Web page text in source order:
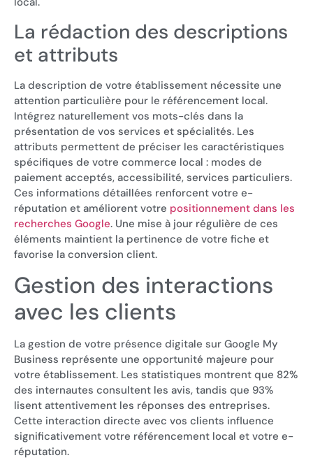
La rédaction des descriptions
et attributs
La description de votre établissement nécessite une
attention particulière pour le référencement local.
Intégrez naturellement vos mots-clés dans la
présentation de vos services et spécialités. Les
attributs permettent de préciser les caractéristiques
spécifiques de votre commerce local : modes de
paiement acceptés, accessibilité, services particuliers.
Ces informations détaillées renforcent votre e-
réputation et améliorent votre positionnement dans les
recherches Google. Une mise à jour régulière de ces
éléments maintient la pertinence de votre fiche et
favorise la conversion client.
Gestion des interactions
avec les clients
La gestion de votre présence digitale sur Google My
Business représente une opportunité majeure pour
votre établissement. Les statistiques montrent que 82%
des internautes consultent les avis, tandis que 93%
lisent attentivement les réponses des entreprises.
Cette interaction directe avec vos clients influence
significativement votre référencement local et votre e-
réputation.